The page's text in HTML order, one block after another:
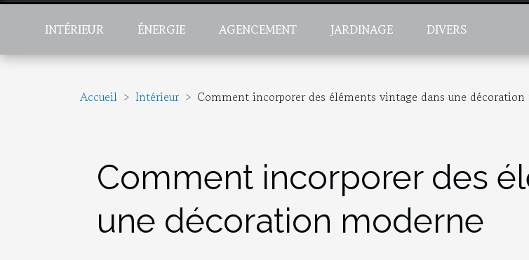
INTÉRIEUR ÉNERGIE AGENCEMENT JARDINAGE DIVERS
Accueil Intérieur Comment incorporer des éléments vintage dans une décoration
Comment incorporer des
une décoration moderne